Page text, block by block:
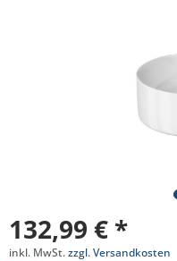
132,99 € *
inkl. MwSt.zzgl. Versandkosten